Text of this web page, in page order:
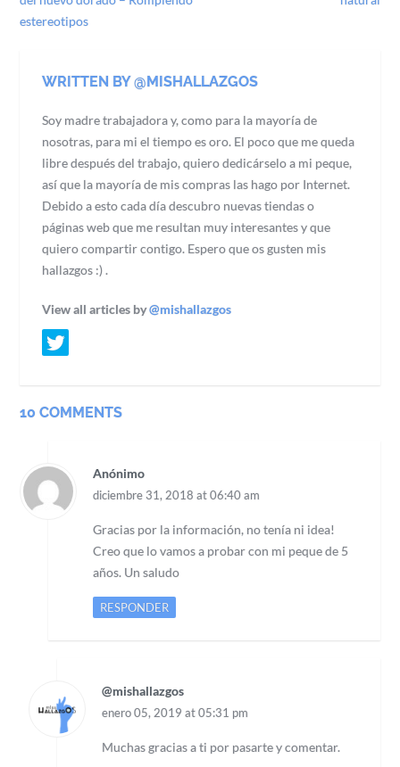
estereotipos
WRITTEN BY @MISHALLAZGOS
Soy madre trabajadora y, como para la mayoría de
nosotras, para mi el tiempo es oro. El poco que me queda
libre después del trabajo, quiero dedicárselo a mi peque,
así que la mayoría de mis compras las hago por Internet.
Debido a esto cada día descubro nuevas tiendas o
páginas web que me resultan muy interesantes y que
quiero compartir contigo. Espero que os gusten mis
hallazgos :) .
View all articles by@mishallazgos
10 COMMENTS
Anónimo
diciembre 31, 2018 at 06:40 am
Gracias por la información, no tenía ni idea!
Creo que lo vamos a probar con mi peque de 5
años. Un saludo
RESPONDER
@mishallazgos
enero 05, 2019 at 05:31 pm
Muchas gracias a ti por pasarte y comentar.